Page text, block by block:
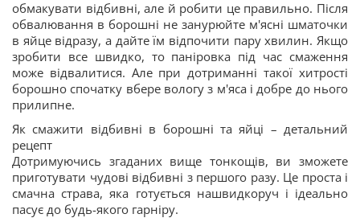
обмакувати відбивні, але й робити це правильно. Після
обвалювання в борошні не занурюйте м'ясні шматочки
в яйце відразу, а дайте їм відпочити пару хвилин. Якщо
зробити все швидко, то паніровка під час смаження
може відвалитися. Але при дотриманні такої хитрості
борошно спочатку вбере вологу з м'яса і добре до нього
прилипне.
Як смажити відбивні в борошні та яйці – детальний
рецепт
Дотримуючись згаданих вище тонкощів, ви зможете
приготувати чудові відбивні з першого разу. Це проста і
смачна страва, яка готується нашвидкоруч і ідеально
пасує до будь-якого гарніру.